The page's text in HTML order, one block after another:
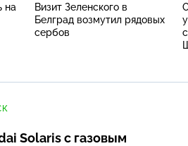
на
Визит Зеленского в
Белград возмутил рядовых
сербов
Solaris с газовым